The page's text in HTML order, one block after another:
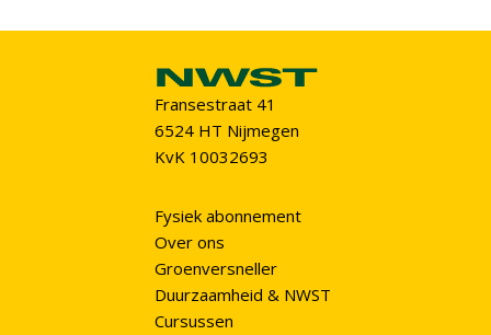
Fransestraat 41
6524 HT Nijmegen
KvK 10032693
Fysiek abonnement
Over ons
Groenversneller
Duurzaamheid & NWST
Cursussen